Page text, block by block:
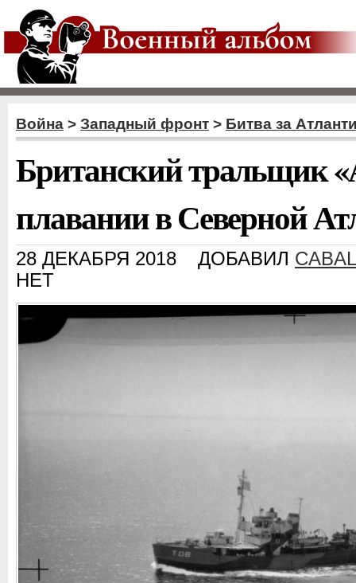
Война > Западный фронт > Битва за
Британский тральщик
плавании в Северной
28 ДЕКАБРЯ 2018 ДОБАВИЛ CABAL
НЕТ